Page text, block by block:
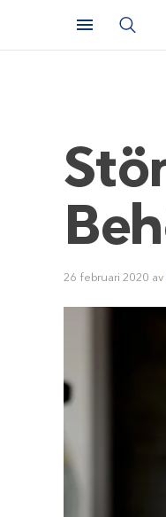
26 februari 2020 av